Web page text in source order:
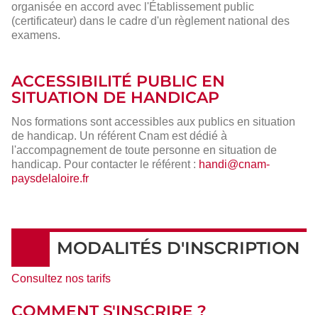
organisée en accord avec l'Établissement public
(certificateur) dans le cadre d'un règlement national des
examens.
ACCESSIBILITÉ PUBLIC EN
SITUATION DE HANDICAP
Nos formations sont accessibles aux publics en situation
de handicap. Un référent Cnam est dédié à
l'accompagnement de toute personne en situation de
handicap. Pour contacter le référent : handi@cnam-
paysdelaloire.fr
MODALITÉS D'INSCRIPTION
Consultez nos tarifs
COMMENT S'INSCRIRE ?